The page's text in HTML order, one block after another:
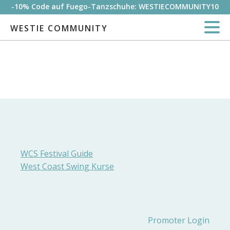
-10% Code auf Fuego-Tanzschuhe: WESTIECOMMUNITY10
WESTIE COMMUNITY
WCS Festival Guide
West Coast Swing Kurse
Promoter Login